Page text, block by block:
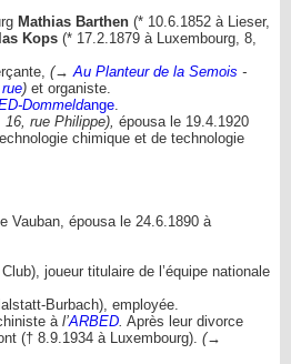
Mathias Barthen (* 10.6.1852 à Lieser,
Kops (* 17.2.1879 à Luxembourg, 8,
(→Au Planteur de la Semois -
) et organiste.
Dommeldange.
rue Philippe), épousa le 19.4.1920
chimique et de technologie
Vauban, épousa le 24.6.1890 à
joueur titulaire de l’équipe nationale
Burbach), employée.
àl’ARBED. Après leur divorce
(† 8.9.1934 à Luxembourg). (→